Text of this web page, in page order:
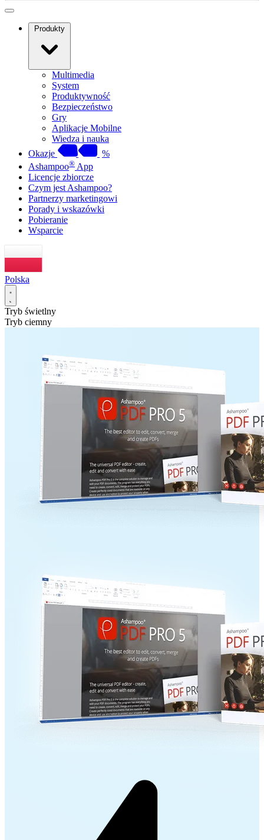
Produkty
Multimedia
System
Produktywność
Bezpieczeństwo
Gry
Aplikacje Mobilne
Wiedza i nauka
Okazje
%
Ashampoo® App
Licencje zbiorcze
Czym jest Ashampoo?
Partnerzy marketingowi
Porady i wskazówki
Pobieranie
Wsparcie
Polska
Tryb świetlny
Tryb ciemny